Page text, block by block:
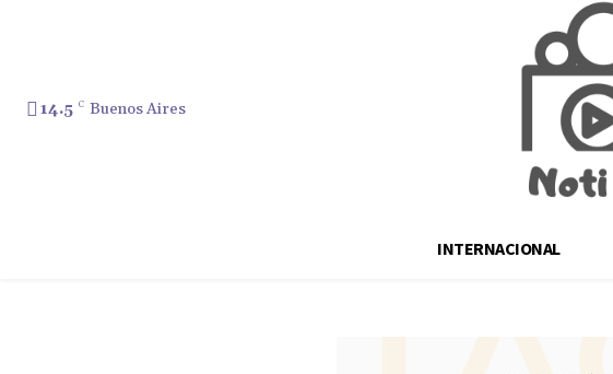
14.5 C Buenos Aires
INTERNACIONAL